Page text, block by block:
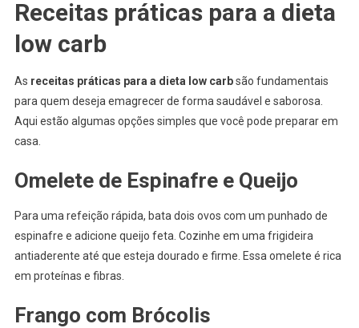
Receitas práticas para a dieta
low carb
As receitas práticas para a dieta low carbsão fundamentais
para quem deseja emagrecer de forma saudável e saborosa.
Aqui estão algumas opções simples que você pode preparar em
casa.
Omelete de Espinafre e Queijo
Para uma refeição rápida, bata dois ovos com um punhado de
espinafre e adicione queijo feta. Cozinhe em uma frigideira
antiaderente até que esteja dourado e firme. Essa omelete é rica
em proteínas e fibras.
Frango com Brócolis